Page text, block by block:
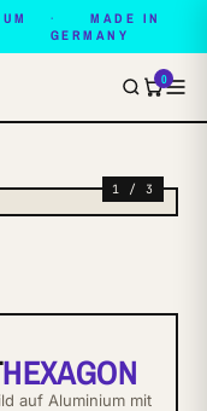
MADE IN
GERMANY
0
1 / 3
HEXAGON
auf Aluminium mit